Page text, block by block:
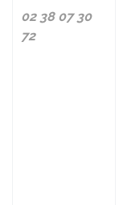
02 38 07 30
72